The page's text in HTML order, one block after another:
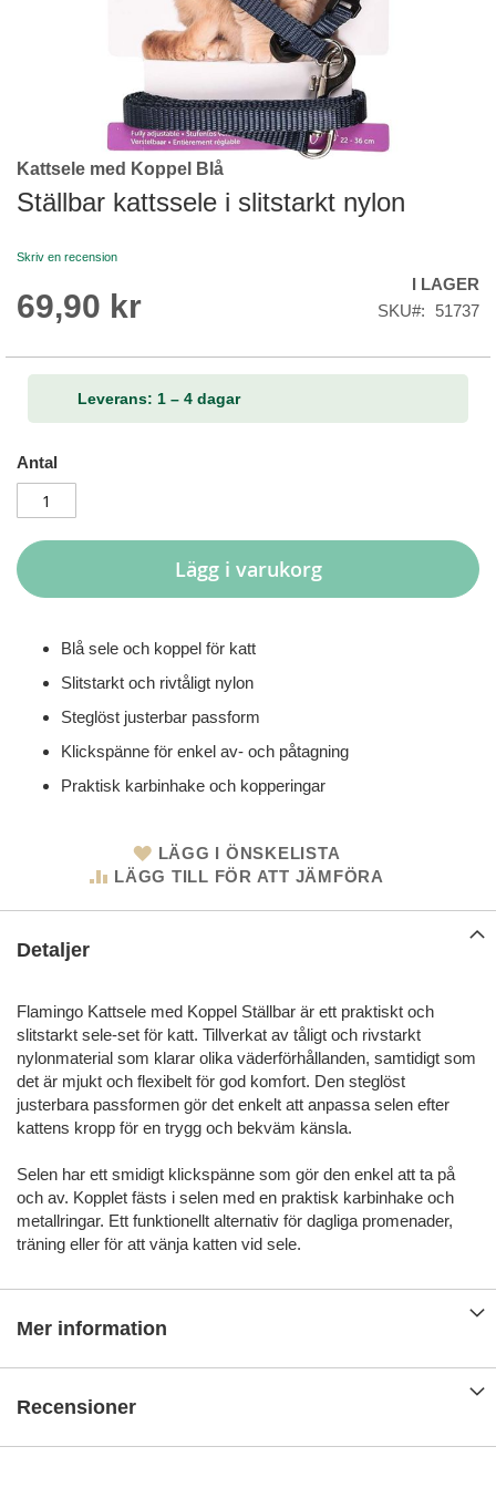
Skip
to
the
of
images
Kattsele med Koppel Blå
Ställbar kattssele i slitstarkt nylon
Skriv en recension
69,90 kr
I LAGER
SKU
51737
Leverans: 1 – 4 dagar
Antal
Lägg i varukorg
Blå sele och koppel för katt
Slitstarkt och rivtåligt nylon
Steglöst justerbar passform
Klickspänne för enkel av- och påtagning
Praktisk karbinhake och kopperingar
LÄGG I ÖNSKELISTA
LÄGG TILL FÖR ATT JÄMFÖRA
Detaljer
Flamingo Kattsele med Koppel Ställbar är ett praktiskt och
slitstarkt sele-set för katt. Tillverkat av tåligt och rivstarkt
nylonmaterial som klarar olika väderförhållanden, samtidigt som
det är mjukt och flexibelt för god komfort. Den steglöst
justerbara passformen gör det enkelt att anpassa selen efter
kattens kropp för en trygg och bekväm känsla.
Selen har ett smidigt klickspänne som gör den enkel att ta på
och av. Kopplet fästs i selen med en praktisk karbinhake och
metallringar. Ett funktionellt alternativ för dagliga promenader,
träning eller för att vänja katten vid sele.
Mer information
Recensioner